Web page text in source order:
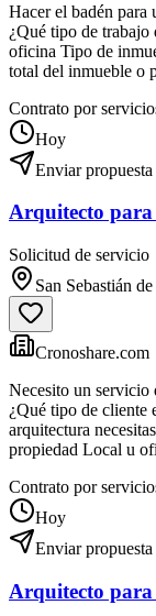
Hacer el badén para
¿Qué tipo de trabajo
oficina Tipo de
total del inmueble o
Contrato por
Hoy
Enviar propuesta
Arquitecto
Solicitud de servicio
San Sebastián
Cronoshare.com
Necesito un servicio
¿Qué tipo de cliente
arquitectura
propiedad Local u
Contrato por
Hoy
Enviar propuesta
Arquitecto